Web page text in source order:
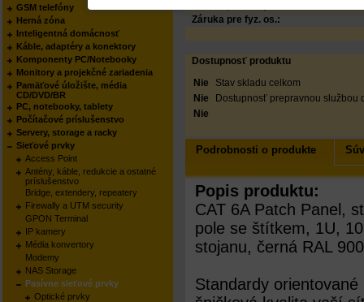
Záruka pre fyz. os.:
Dostupnosť produktu
Nie
Nie
Nie
Stav skladu celkom
Dostupnosť prepravnou službou
Podrobnosti o produkte
Popis produktu:
CAT 6A Patch Panel,
pole se štítkem, 1U,
stojanu, černá RAL
Standardy
GSM telefóny
Herná zóna
Inteligentná domácnosť
Káble, adaptéry a konektory
Komponenty PC/Notebooky
Monitory a projekčné zariadenia
Pamäťové úložište, média
CD/DVD/BR
PC, notebooky, tablety
Počítačové príslušenstvo
Servery, storage a racky
Sieťové prvky
Access Point
Antény, káble, redukcie a ostatné
príslušenstvo
Bridge, extendery, repeatery
Firewally a UTM security
GPON Terminal
IP kamery
Média konvertory
Modemy
NAS Storage
Pasívne sieťové prvky
Optické prvky